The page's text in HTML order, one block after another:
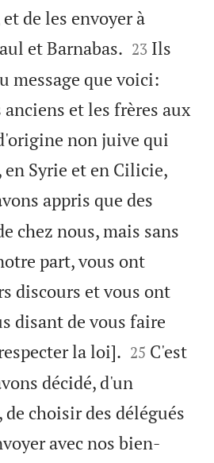
de les envoyer à
et Barnabas. 

23 Ils
message que voici:
anciens et les frères aux
non juive qui
Syrie et en Cilicie,
appris que des
chez nous, mais sans
part, vous ont
discours et vous ont
disant de vous faire
la loi]. 

25 C'est
décidé, d'un
choisir des délégués
avec nos bien-